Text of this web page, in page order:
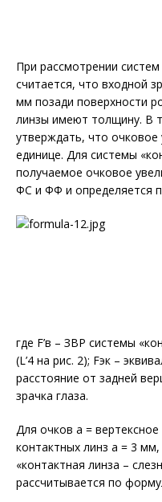
При рассмотрении
считается, что входной
мм позади поверхности
линзы имеют толщину. В
утверждать, что очковое
единице. Для системы
получаемое очковое
ФС и ФФ и определяется
где F’в – ЗВР системы
(L’4 на рис. 2); Fэк –
расстояние от задней
зрачка глаза.
Для очков a =
контактных линз a = 3
«контактная линза –
рассчитывается по